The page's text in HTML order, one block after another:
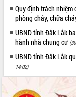
Kết nối tour, đẩy mạnh
để phát triển du lịch Đắk
Khởi động Dự án Đầu tư
tầng kỹ thuật Cụm công
Tiến
Gặp mặt các cơ quan báo
niệm 101 năm Ngày Báo
mạng Việt Nam
Quy định trách
phòng cháy, chữa
UBND tỉnh Đắk Lắk
hành nhà chung cư
UBND tỉnh Đắk Lắk
14:02)